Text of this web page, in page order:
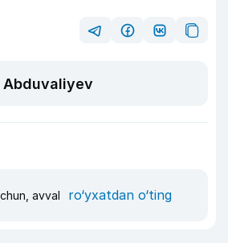
Abduvaliyev
avval ro‘yxatdan o‘ting